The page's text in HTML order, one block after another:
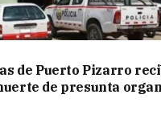
de Puerto Pizarro
de presunta